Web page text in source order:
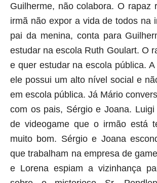
Guilherme, não colabora. O rapaz
irmã não expor a vida de todos na
pai da menina, conta para
estudar na escola Ruth Goulart. O
e quer estudar na escola pública.
ele possui um alto nível social e
em escola pública. Já Mário
com os pais, Sérgio e Joana.
de videogame que o irmão está
muito bom. Sérgio e Joana
que trabalham na empresa de
e Lorena espiam a vizinhança